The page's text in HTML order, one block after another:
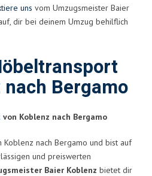
uns vom Umzugsmeister Baier
dir bei deinem Umzug behilflich
Bergamo
von Koblenz nach Bergamo
nach Bergamo und bist auf
und preiswerten
Baier Koblenz bietet dir